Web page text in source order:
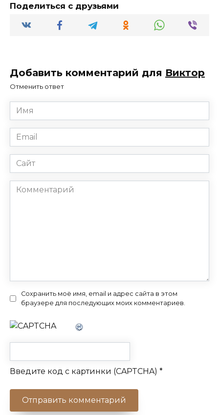
Поделиться с друзьями
Добавить комментарий для Виктор
Отменить ответ
Имя
*
Email
*
Сайт
Комментарий
Сохранить моё имя, email и адрес сайта в этом
браузере для последующих моих комментариев.
Введите код с картинки (CAPTCHA) *